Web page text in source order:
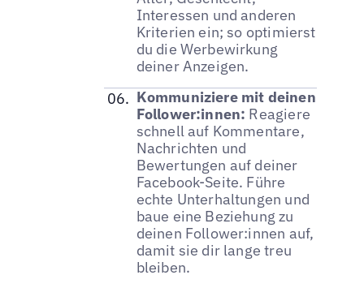
Interessen und anderen
Kriterien ein; so optimierst
du die Werbewirkung
deiner Anzeigen.
Kommuniziere mit deinen
Follower:innen: Reagiere
schnell auf Kommentare,
Nachrichten und
Bewertungen auf deiner
Facebook-Seite. Führe
echte Unterhaltungen und
baue eine Beziehung zu
deinen Follower:innen auf,
damit sie dir lange treu
bleiben.